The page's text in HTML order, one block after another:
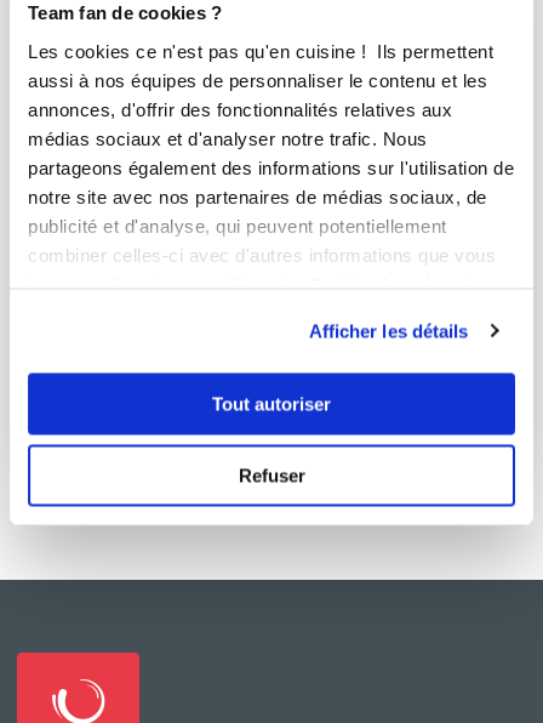
Team fan de cookies ?
Les cookies ce n'est pas qu'en cuisine ! Ils permettent
aussi à nos équipes de personnaliser le contenu et les
annonces, d'offrir des fonctionnalités relatives aux
médias sociaux et d'analyser notre trafic. Nous
partageons également des informations sur l'utilisation de
notre site avec nos partenaires de médias sociaux, de
publicité et d'analyse, qui peuvent potentiellement
combiner celles-ci avec d'autres informations que vous
Afficher les détails
Tout autoriser
Refuser
Cookies au vieux pain
Aucune note
0